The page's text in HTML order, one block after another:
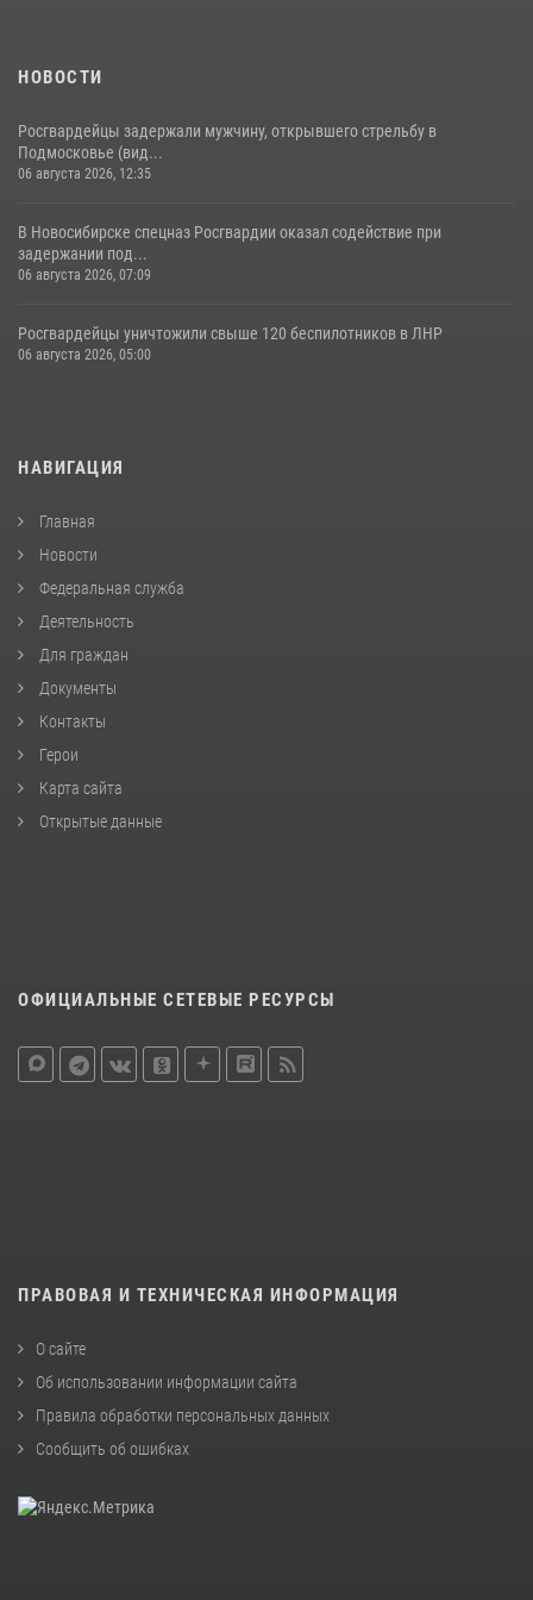
НОВОСТИ
Росгвардейцы задержали мужчину, открывшего стрельбу в
Подмосковье (вид...
06 августа 2026, 12:35
В Новосибирске спецназ Росгвардии оказал содействие при
задержании под...
06 августа 2026, 07:09
Росгвардейцы уничтожили свыше 120 беспилотников в ЛНР
06 августа 2026, 05:00
НАВИГАЦИЯ
Главная
Новости
Федеральная служба
Деятельность
Для граждан
Документы
Контакты
Герои
Карта сайта
Открытые данные
ОФИЦИАЛЬНЫЕ СЕТЕВЫЕ РЕСУРСЫ
ПРАВОВАЯ И ТЕХНИЧЕСКАЯ ИНФОРМАЦИЯ
О сайте
Об использовании информации сайта
Правила обработки персональных данных
Сообщить об ошибках